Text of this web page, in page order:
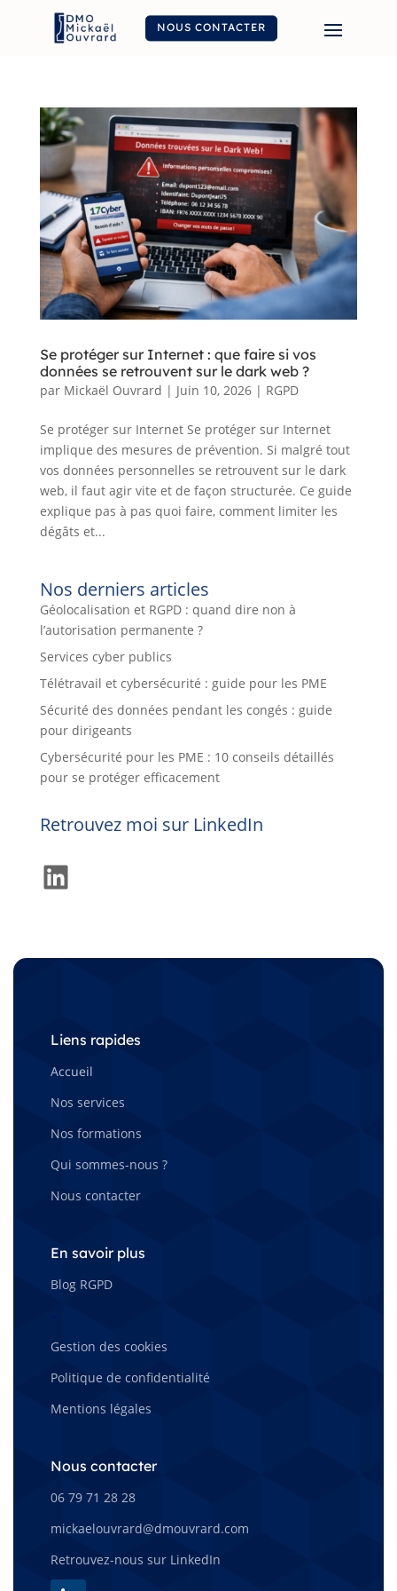
NOUS CONTACTER
Se protéger sur Internet : que faire si vos
données se retrouvent sur le dark web ?
par Mickaël Ouvrard | Juin 10, 2026| RGPD
Se protéger sur Internet Se protéger sur Internet
implique des mesures de prévention. Si malgré tout
vos données personnelles se retrouvent sur le dark
web, il faut agir vite et de façon structurée. Ce guide
explique pas à pas quoi faire, comment limiter les
dégâts et...
Nos derniers articles
Géolocalisation et RGPD : quand dire non à
l’autorisation permanente ?
Services cyber publics
Télétravail et cybersécurité : guide pour les PME
Sécurité des données pendant les congés : guide
pour dirigeants
Cybersécurité pour les PME : 10 conseils détaillés
pour se protéger efficacement
Retrouvez moi sur LinkedIn
LinkedIn
Liens rapides
Accueil
Nos services
Nos formations
Qui sommes-nous ?
Nous contacter
En savoir plus
Blog RGPD
–
Gestion des cookies
Politique de confidentialité
Mentions légales
Nous contacter
06 79 71 28 28
mickaelouvrard@dmouvrard.com
Retrouvez-nous sur LinkedIn